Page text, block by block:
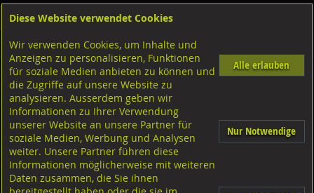
Shop Chemische Produkte
Gewindesicherungen
Diverse Ausführungen
Gewindesicherungen
Diese Website verwendet Cookies
Wir verwenden Cookies, um Inhalte und
Anzeigen zu personalisieren, Funktionen
für soziale Medien anbieten zu können und
die Zugriffe auf unsere Website zu
analysieren. Ausserdem geben wir
Informationen zu Ihrer Verwendung
unserer Website an unsere Partner für
soziale Medien, Werbung und Analysen
weiter. Unsere Partner führen diese
Informationen möglicherweise mit weiteren
Daten zusammen, die Sie ihnen
Alle erlauben
Nur Notwendige